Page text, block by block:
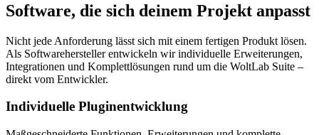
Software, die sich deinem Projekt anpasst
Nicht jede Anforderung lässt sich mit einem fertigen Produkt lösen.
Als Softwarehersteller entwickeln wir individuelle Erweiterungen,
Integrationen und Komplettlösungen rund um die WoltLab Suite –
direkt vom Entwickler.
Individuelle Pluginentwicklung